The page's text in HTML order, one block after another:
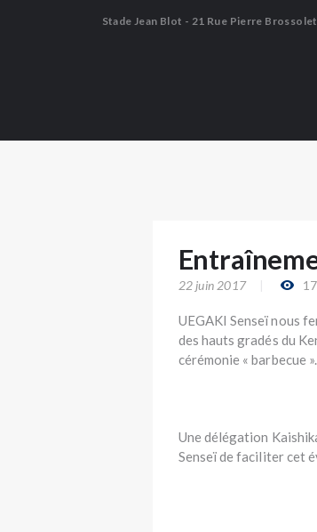
Stade Jean Blot - 21 Rue Pierre
22 juin 2017
UEGAKI Senseï nous
des hauts gradés du
cérémonie « barbecue
Une délégation
Senseï de faciliter cet